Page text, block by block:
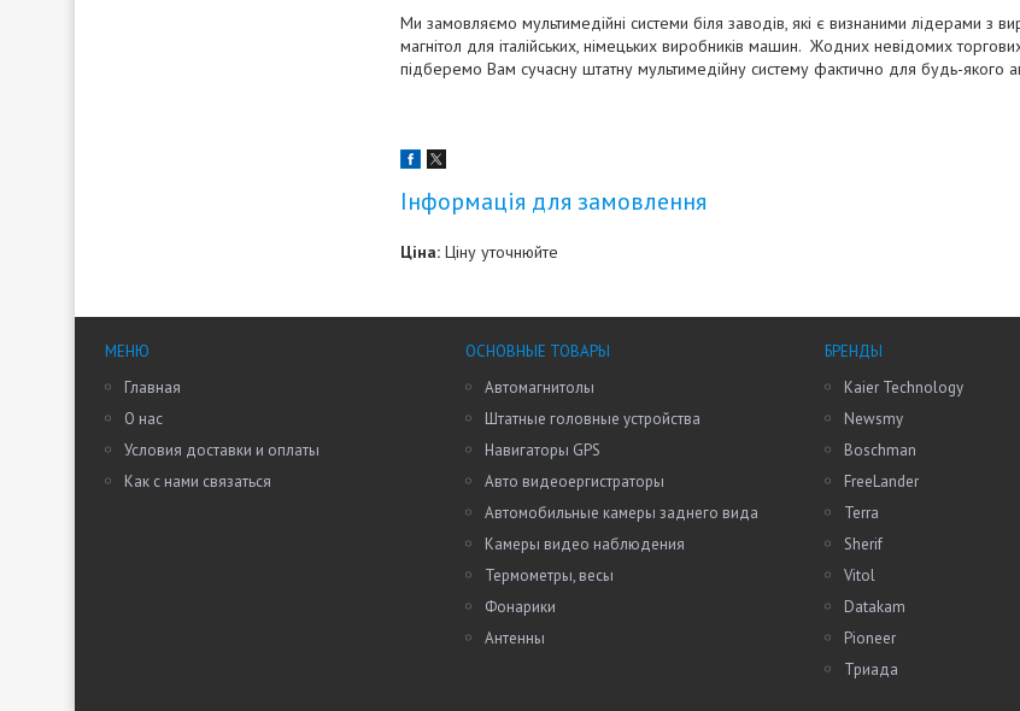
Ми замовляємо мультимедійні системи біля заводів, які є визнаними лідерами з
магнітол для італійських, німецьких виробників машин. Жодних невідомих
підберемо Вам сучасну штатну мультимедійну систему фактично для будь-якого
Інформація для замовлення
Ціна: Ціну уточнюйте
МЕНЮ
Главная
О нас
Условия доставки и оплаты
Как с нами связаться
ОСНОВНЫЕ ТОВАРЫ
Автомагнитолы
Штатные головные устройства
Навигаторы GPS
Авто видеоергистраторы
Автомобильные камеры заднего вида
Камеры видео наблюдения
Термометры, весы
Фонарики
Антенны
БРЕНДЫ
Kaier Technology
Newsmy
Boschman
FreeLander
Terra
Sherif
Vitol
Datakam
Pioneer
Триада